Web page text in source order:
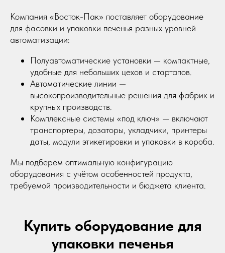
Компания «Восток-Пак» поставляет оборудование
для фасовки и упаковки печенья разных уровней
автоматизации:
Полуавтоматические установки — компактные,
удобные для небольших цехов и стартапов.
Автоматические линии —
высокопроизводительные решения для фабрик и
крупных производств.
Комплексные системы «под ключ» — включают
транспортеры, дозаторы, укладчики, принтеры
даты, модули этикетировки и упаковки в короба.
Мы подберём оптимальную конфигурацию
оборудования с учётом особенностей продукта,
требуемой производительности и бюджета клиента.
Купить оборудование для
упаковки печенья